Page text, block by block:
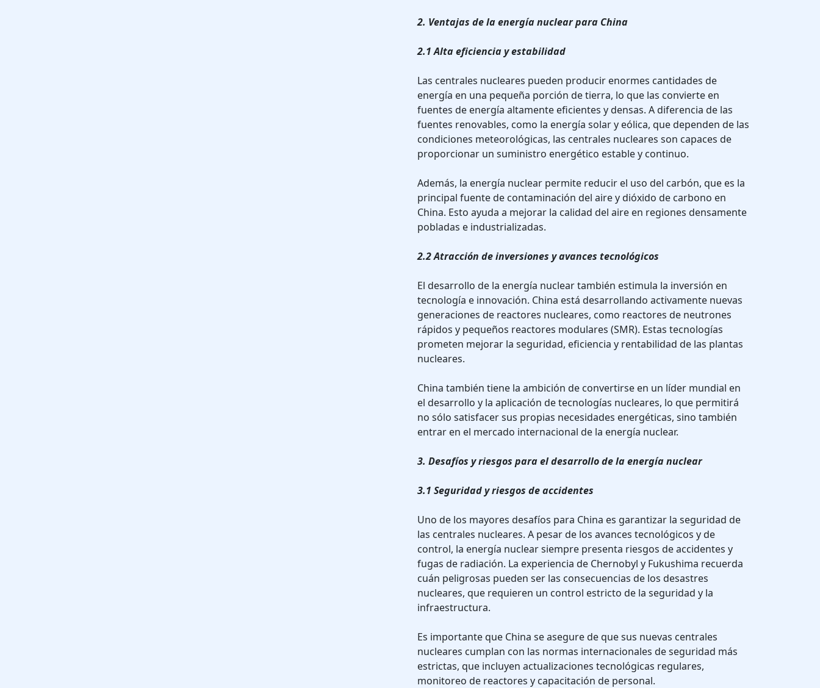
2. Ventajas de la energía nuclear para China
2.1 Alta eficiencia y estabilidad
Las centrales nucleares pueden producir enormes cantidades de
energía en una pequeña porción de tierra, lo que las convierte en
fuentes de energía altamente eficientes y densas. A diferencia de las
fuentes renovables, como la energía solar y eólica, que dependen de las
condiciones meteorológicas, las centrales nucleares son capaces de
proporcionar un suministro energético estable y continuo.
Además, la energía nuclear permite reducir el uso del carbón, que es la
principal fuente de contaminación del aire y dióxido de carbono en
China. Esto ayuda a mejorar la calidad del aire en regiones densamente
pobladas e industrializadas.
2.2 Atracción de inversiones y avances tecnológicos
El desarrollo de la energía nuclear también estimula la inversión en
tecnología e innovación. China está desarrollando activamente nuevas
generaciones de reactores nucleares, como reactores de neutrones
rápidos y pequeños reactores modulares (SMR). Estas tecnologías
prometen mejorar la seguridad, eficiencia y rentabilidad de las plantas
nucleares.
China también tiene la ambición de convertirse en un líder mundial en
el desarrollo y la aplicación de tecnologías nucleares, lo que permitirá
no sólo satisfacer sus propias necesidades energéticas, sino también
entrar en el mercado internacional de la energía nuclear.
3. Desafíos y riesgos para el desarrollo de la energía nuclear
3.1 Seguridad y riesgos de accidentes
Uno de los mayores desafíos para China es garantizar la seguridad de
las centrales nucleares. A pesar de los avances tecnológicos y de
control, la energía nuclear siempre presenta riesgos de accidentes y
fugas de radiación. La experiencia de Chernobyl y Fukushima recuerda
cuán peligrosas pueden ser las consecuencias de los desastres
nucleares, que requieren un control estricto de la seguridad y la
infraestructura.
Es importante que China se asegure de que sus nuevas centrales
nucleares cumplan con las normas internacionales de seguridad más
estrictas, que incluyen actualizaciones tecnológicas regulares,
monitoreo de reactores y capacitación de personal.